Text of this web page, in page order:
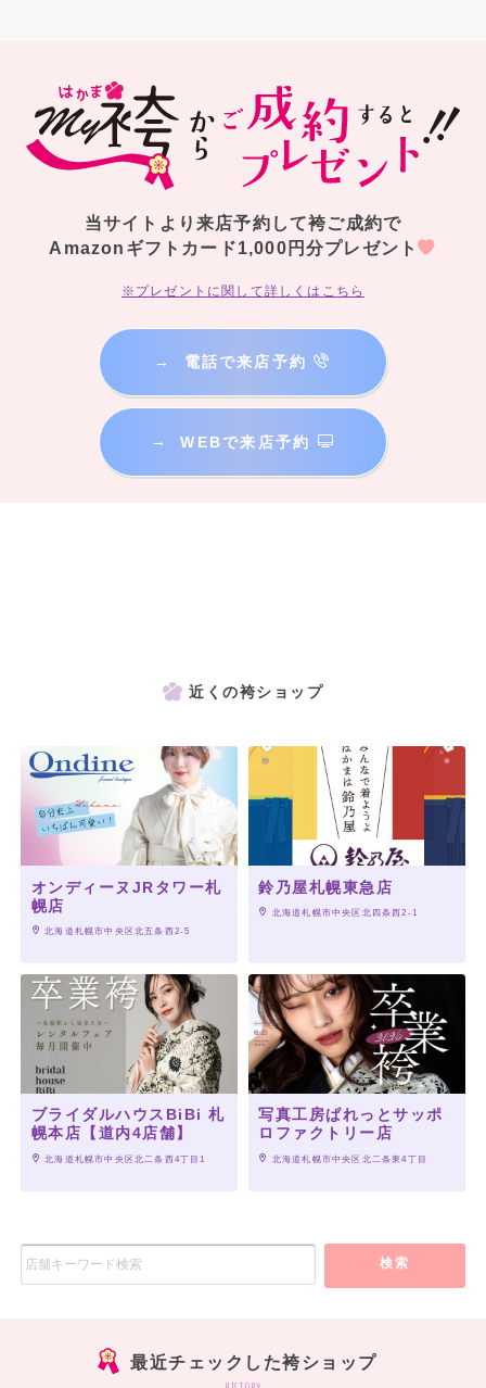
当サイトより来店予約して袴ご成約で
Amazonギフトカード1,000円分プレゼント
※プレゼントに関して詳しくはこちら
→ 電話で来店予約
→ WEBで来店予約
近くの袴ショップ
オンディーヌJRタワー札
幌店
北海道札幌市中央区北五条西2-5
鈴乃屋札幌東急店
北海道札幌市中央区北四条西2-1
ブライダルハウスBiBi 札
幌本店【道内4店舗】
北海道札幌市中央区北二条西4丁目1
写真工房ぱれっとサッポ
ロファクトリー店
北海道札幌市中央区北二条東4丁目
検索
最近チェックした袴ショップ